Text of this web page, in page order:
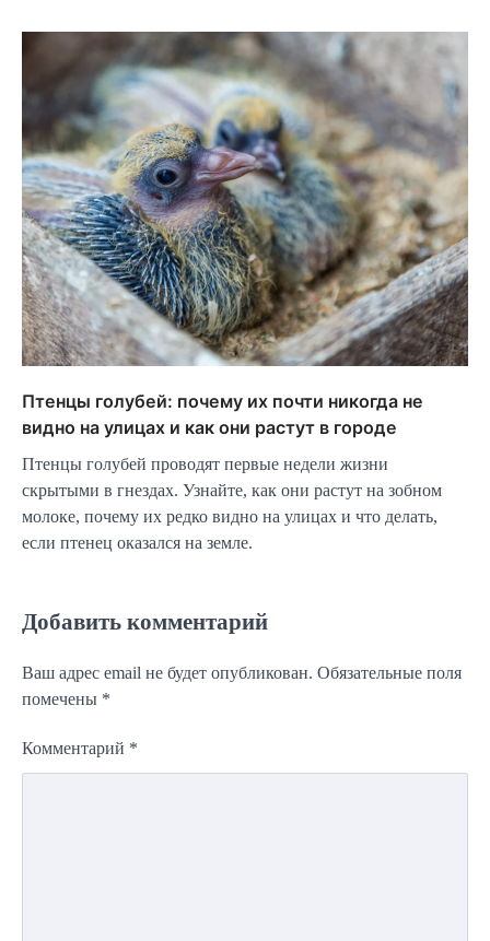
Птенцы голубей: почему их почти никогда не
видно на улицах и как они растут в городе
Птенцы голубей проводят первые недели жизни
скрытыми в гнездах. Узнайте, как они растут на зобном
молоке, почему их редко видно на улицах и что делать,
если птенец оказался на земле.
Добавить комментарий
Ваш адрес email не будет опубликован. Обязательные поля
помечены *
Комментарий *